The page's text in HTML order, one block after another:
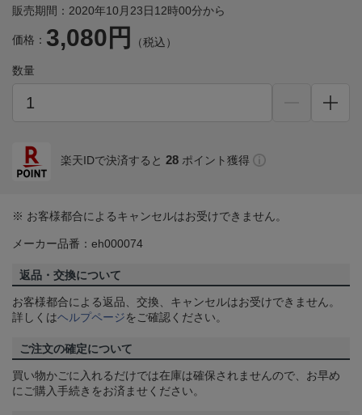
販売期間：2020年10月23日12時00分から
価格： 3,080円 （税込）
数量
楽天IDで決済すると 28 ポイント獲得
※ お客様都合によるキャンセルはお受けできません。
メーカー品番：eh000074
返品・交換について
お客様都合による返品、交換、キャンセルはお受けできません。
詳しくはヘルプページをご確認ください。
ご注文の確定について
買い物かごに入れるだけでは在庫は確保されませんので、お早め
にご購入手続きをお済ませください。